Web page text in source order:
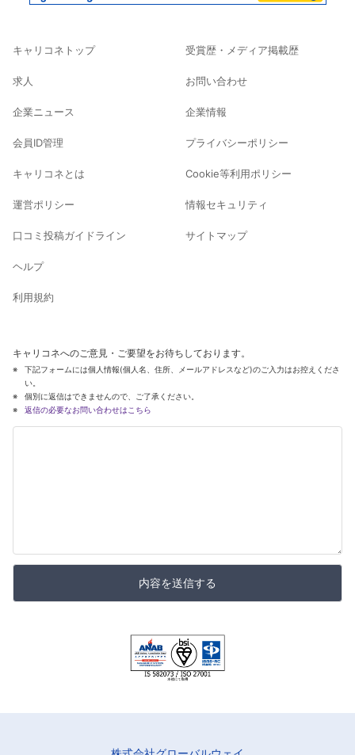
キャリコネトップ
求人
企業ニュース
会員ID管理
キャリコネとは
運営ポリシー
口コミ投稿ガイドライン
ヘルプ
利用規約
受賞歴・メディア掲載歴
お問い合わせ
企業情報
プライバシーポリシー
Cookie等利用ポリシー
情報セキュリティ
サイトマップ
キャリコネへのご意見・ご要望をお待ちしております。
下記フォームには個人情報(個人名、住所、メールアドレスなど)のご入力はお控えくださ
い。
個別に返信はできませんので、ご了承ください。
返信の必要なお問い合わせはこちら
内容を送信する